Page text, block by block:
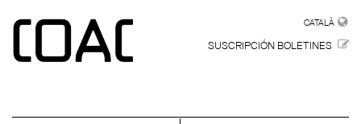
CATALÀ
SUSCRIPCIÓN BOLETINES